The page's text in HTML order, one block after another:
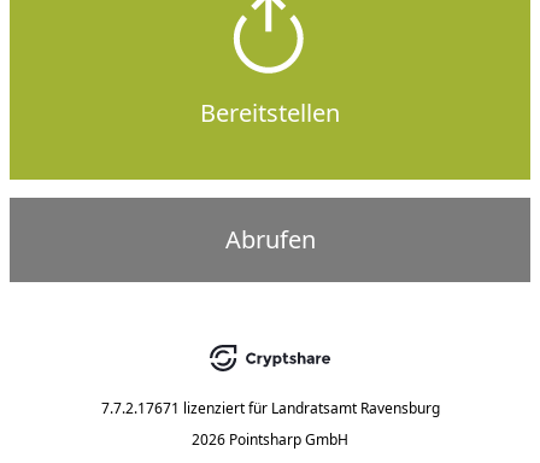
Bereitstellen
Abrufen
7.7.2.17671 lizenziert für Landratsamt Ravensburg
2026 Pointsharp GmbH